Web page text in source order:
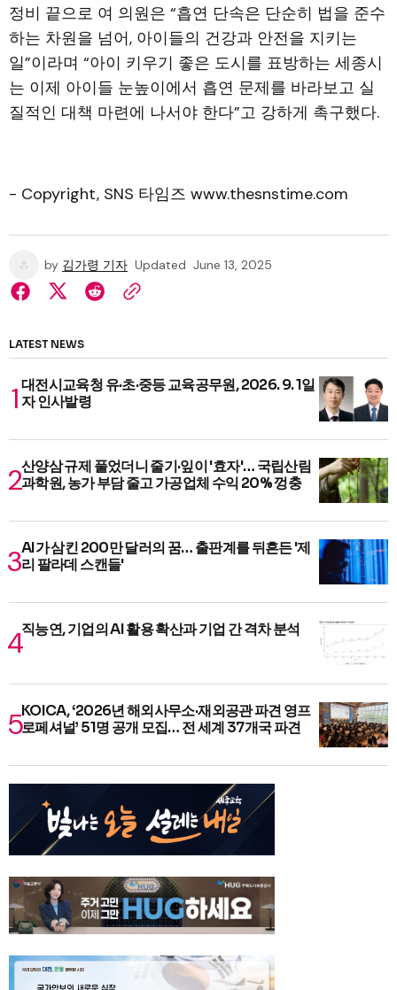
정비 끝으로 여 의원은 “흡연 단속은 단순히 법을 준수
하는 차원을 넘어, 아이들의 건강과 안전을 지키는
일”이라며 “아이 키우기 좋은 도시를 표방하는 세종시
는 이제 아이들 눈높이에서 흡연 문제를 바라보고 실
질적인 대책 마련에 나서야 한다”고 강하게 촉구했다.
- Copyright, SNS 타임즈 www.thesnstime.com
by 김가령 기자 Updated June 13, 2025
LATEST NEWS
대전시교육청 유·초·중등 교육공무원, 2026. 9. 1일
자 인사발령
산양삼 규제 풀었더니 줄기·잎이 '효자'… 국립산림
과학원, 농가 부담 줄고 가공업체 수익 20% 껑충
AI가 삼킨 200만 달러의 꿈… 출판계를 뒤흔든 '제
리 팔라데 스캔들'
직능연, 기업의 AI 활용 확산과 기업 간 격차 분석
KOICA, ‘2026년 해외사무소·재외공관 파견 영프
로페셔널’ 51명 공개 모집… 전 세계 37개국 파견